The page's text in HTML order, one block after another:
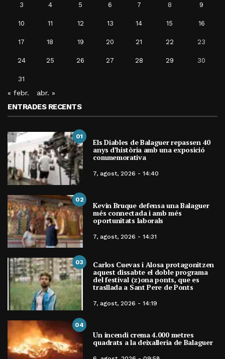
3 4 5 6 7 8 9
10 11 12 13 14 15 16
17 18 19 20 21 22 23
24 25 26 27 28 29 30
31
« febr. abr. »
ENTRADES RECENTS
01
Els Diables de Balaguer repassen 40
anys d’història amb una exposició
commemorativa
7, agost, 2026 - 14:40
02
Kevin Bruque defensa una Balaguer
més connectada i amb més
oportunitats laborals
7, agost, 2026 - 14:31
03 Carlos Cuevas i Alosa protagonitzen
aquest dissabte el doble programa
del festival (z)ona ponts, que es
trasllada a Sant Pere de Ponts
7, agost, 2026 - 14:19
04
Un incendi crema 4.000 metres
quadrats a la deixalleria de Balaguer